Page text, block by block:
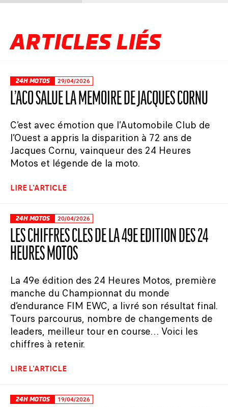
ARTICLES LIÉS
24H MOTOS 29/04/2026
L’ACO SALUE LA MÉMOIRE DE JACQUES CORNU
C’est avec émotion que l’Automobile Club de
l’Ouest a appris la disparition à 72 ans de
Jacques Cornu, vainqueur des 24 Heures
Motos et légende de la moto.
LIRE L'ARTICLE
24H MOTOS 20/04/2026
LES CHIFFRES CLÉS DE LA 49E ÉDITION DES 24
HEURES MOTOS
La 49e édition des 24 Heures Motos, première
manche du Championnat du monde
d’endurance FIM EWC, a livré son résultat final.
Tours parcourus, nombre de changements de
leaders, meilleur tour en course… Voici les
chiffres à retenir.
LIRE L'ARTICLE
24H MOTOS 19/04/2026